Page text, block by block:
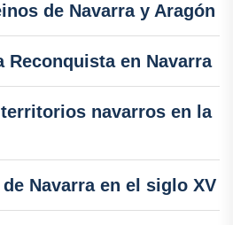
de Navarra y Aragón
Reconquista en Navarra
navarros en la
Navarra en el siglo XV